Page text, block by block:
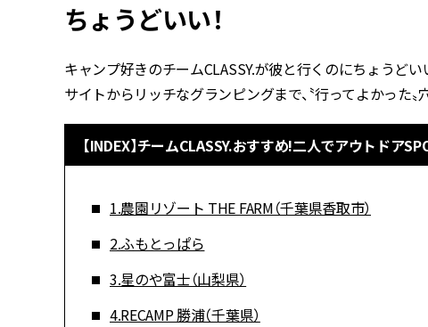
ちょうどいい！
キャンプ好きのチームCLASSY.が彼と行くのにちょうど
サイトからリッチなグランピングまで、〝行ってよかった〟
【INDEX】チームCLASSY.おすすめ!二人でアウトドア
1.農園リゾート THE FARM（千葉県香取市）
2.ふもとっぱら
3.星のや富士（山梨県）
4.RECAMP 勝浦（千葉県）